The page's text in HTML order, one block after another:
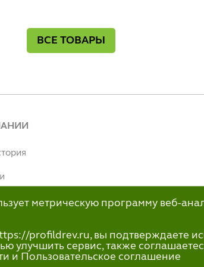
ВСЕ ТОВАРЫ
метрическую программу веб-
profildrev.ru, вы подтверждаете
улучшить сервис, также
и Пользовательское соглашение